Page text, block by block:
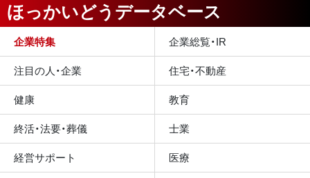
ほっかいどうデータベース
企業特集
企業総覧・IR
注目の人・企業
住宅・不動産
健康
教育
終活・法要・葬儀
士業
経営サポート
医療